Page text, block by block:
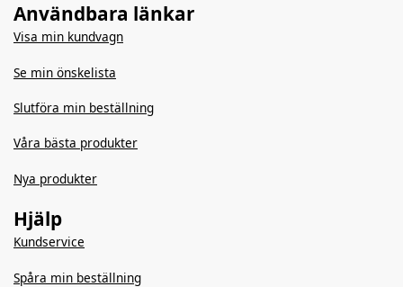
Användbara länkar
Visa min kundvagn
Se min önskelista
Slutföra min beställning
Våra bästa produkter
Nya produkter
Hjälp
Kundservice
Spåra min beställning